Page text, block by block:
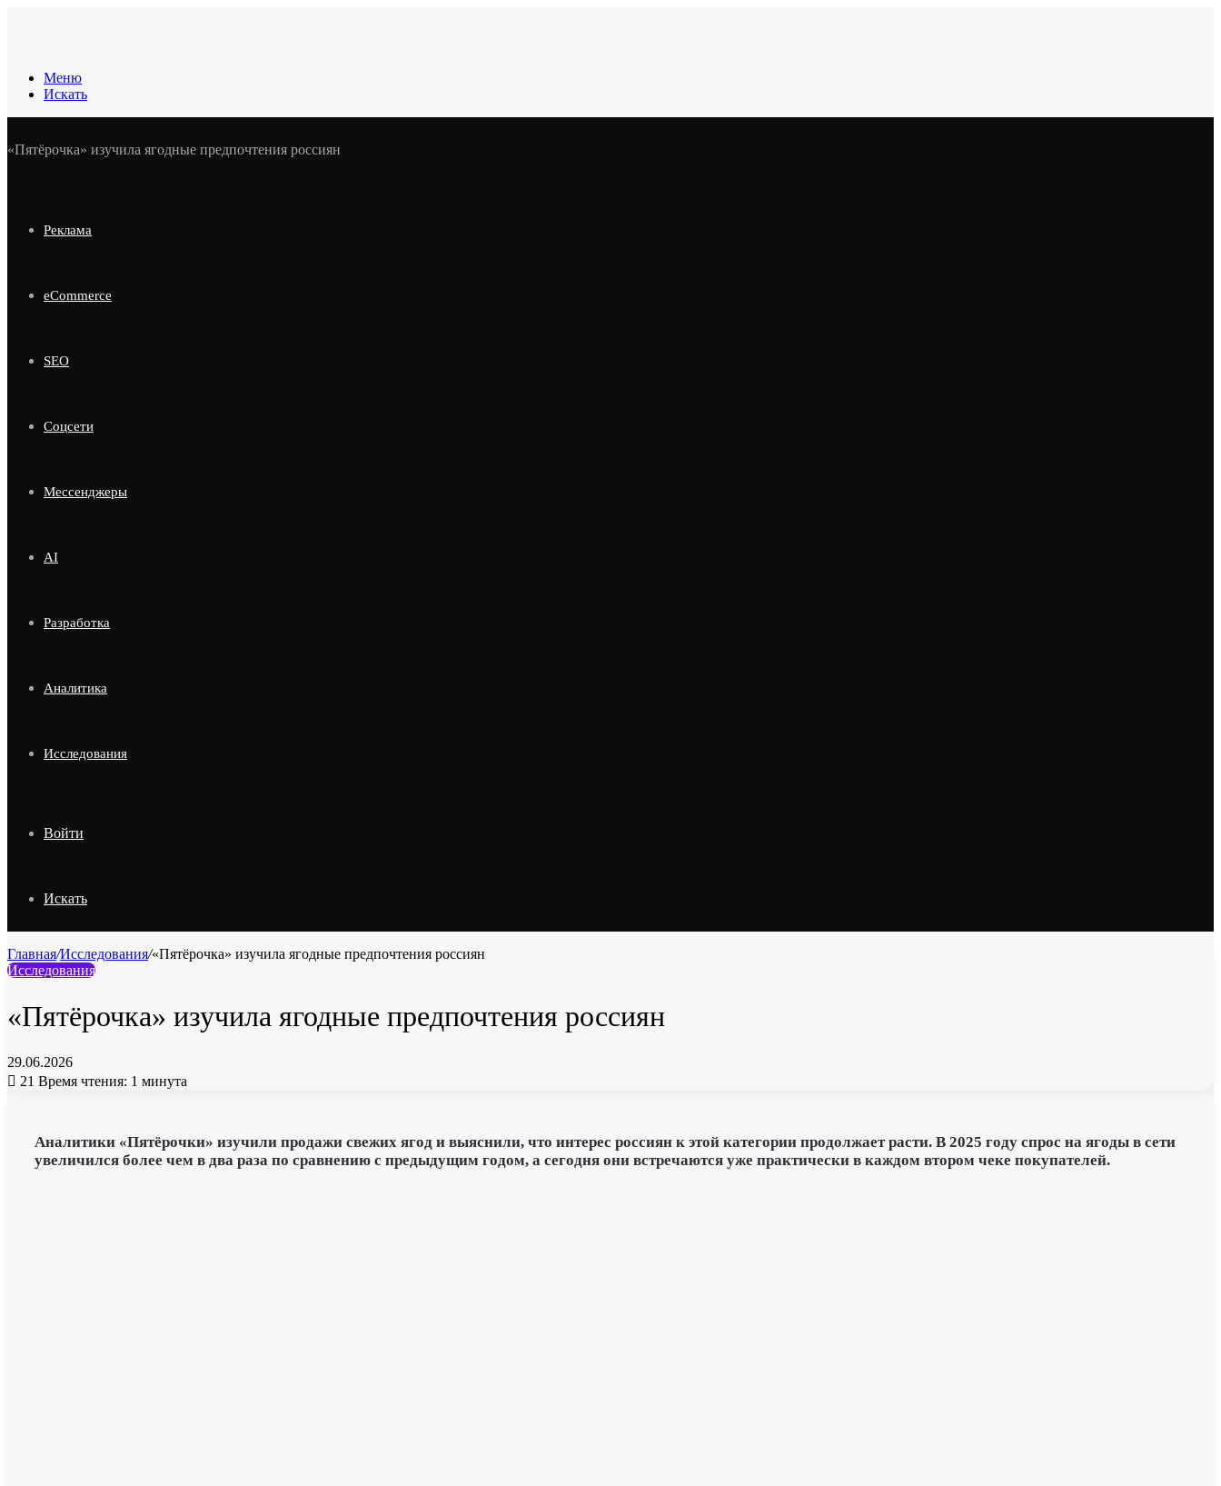
Меню
Искать
«Пятёрочка» изучила ягодные предпочтения россиян
Реклама
eCommerce
SEO
Соцсети
Мессенджеры
AI
Разработка
Аналитика
Исследования
Войти
Искать
Главная/Исследования/«Пятёрочка» изучила ягодные предпочтения россиян
Исследования
«Пятёрочка» изучила ягодные предпочтения россиян
29.06.2026
21 Время чтения: 1 минута
Аналитики «Пятёрочки» изучили продажи свежих ягод и выяснили, что интерес россиян к этой категории продолжает расти. В 2025 году спрос на ягоды в сети
увеличился более чем в два раза по сравнению с предыдущим годом, а сегодня они встречаются уже практически в каждом втором чеке покупателей.